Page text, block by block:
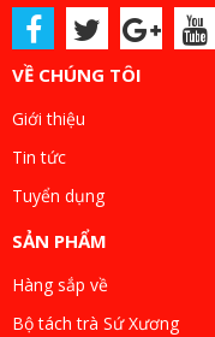
VỀ CHÚNG TÔI
Giới thiệu
Tin tức
Tuyển dụng
SẢN PHẨM
Hàng sắp về
Bộ tách trà Sứ Xương